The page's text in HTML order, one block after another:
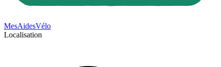
MesAidesVélo
Localisation